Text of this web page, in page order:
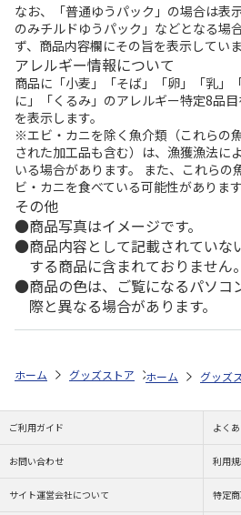
なお、「普通ゆうパック」の場合は表
のみチルドゆうパック」などとなる場
ず、商品内容欄にその旨を表示していま
アレルギー情報について
商品に「小麦」「そば」「卵」「乳」
に」「くるみ」のアレルギー特定8品
を表示します。
※エビ・カニを除く魚介類（これらの
された加工品も含む）は、漁獲漁法に
いる場合があります。 また、これらの
ビ・カニを食べている可能性があります
その他
商品写真はイメージです。
商品内容として記載されていな
する商品に含まれておりません。
商品の色は、ご覧になるパソコ
際と異なる場合があります。
ホーム グッズストア ご当地フレーム
ホーム グッズ
ご利用ガイド よく
お問い合わせ 利用
サイト運営会社について 特定